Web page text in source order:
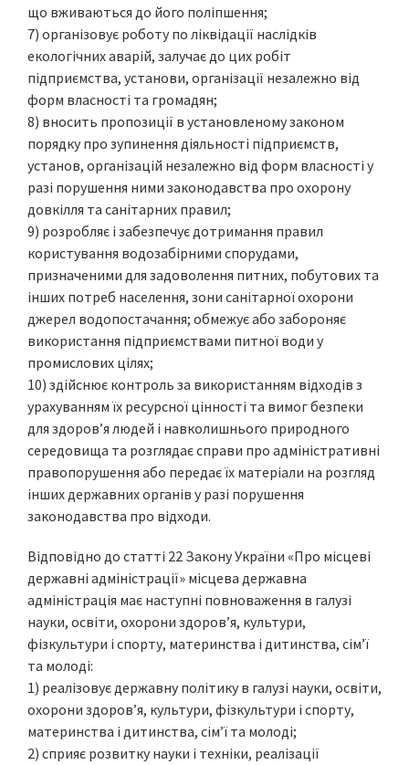
що вживаються до його поліпшення;
7) організовує роботу по ліквідації наслідків
екологічних аварій, залучає до цих робіт
підприємства, установи, організації незалежно від
форм власності та громадян;
8) вносить пропозиції в установленому законом
порядку про зупинення діяльності підприємств,
установ, організацій незалежно від форм власності у
разі порушення ними законодавства про охорону
довкілля та санітарних правил;
9) розробляє і забезпечує дотримання правил
користування водозабірними спорудами,
призначеними для задоволення питних, побутових та
інших потреб населення, зони санітарної охорони
джерел водопостачання; обмежує або забороняє
використання підприємствами питної води у
промислових цілях;
10) здійснює контроль за використанням відходів з
урахуванням їх ресурсної цінності та вимог безпеки
для здоров’я людей і навколишнього природного
середовища та розглядає справи про адміністративні
правопорушення або передає їх матеріали на розгляд
інших державних органів у разі порушення
законодавства про відходи.
Відповідно до статті 22 Закону України «Про місцеві
державні адміністрації» місцева державна
адміністрація має наступні повноваження в галузі
науки, освіти, охорони здоров’я, культури,
фізкультури і спорту, материнства і дитинства, сім’ї
та молоді:
1) реалізовує державну політику в галузі науки, освіти,
охорони здоров’я, культури, фізкультури і спорту,
материнства і дитинства, сім’ї та молоді;
2) сприяє розвитку науки і техніки, реалізації